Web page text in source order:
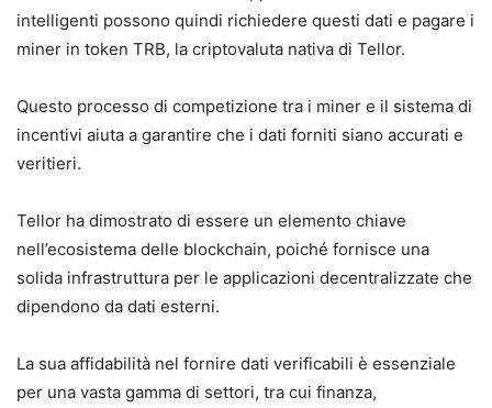
intelligenti possono quindi richiedere questi dati e pagare i
miner in token TRB, la criptovaluta nativa di Tellor.
Questo processo di competizione tra i miner e il sistema di
incentivi aiuta a garantire che i dati forniti siano accurati e
veritieri.
Tellor ha dimostrato di essere un elemento chiave
nell’ecosistema delle blockchain, poiché fornisce una
solida infrastruttura per le applicazioni decentralizzate che
dipendono da dati esterni.
La sua affidabilità nel fornire dati verificabili è essenziale
per una vasta gamma di settori, tra cui finanza,